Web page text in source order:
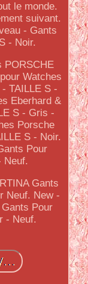
le monde.
suivant.
- Gants
- Noir.
PORSCHE
Watches
TAILLE S -
Eberhard &
S - Gris -
Porsche
S - Noir.
Pour
Neuf.
Gants
Neuf. New -
Pour
- Neuf.